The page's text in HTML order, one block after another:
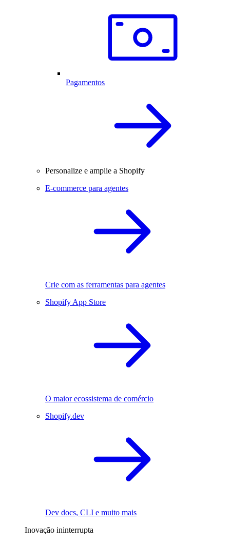
Pagamentos
Personalize e amplie a Shopify
E-commerce para agentes
Crie com as ferramentas para agentes
Shopify App Store
O maior ecossistema de comércio
Shopify.dev
Dev docs, CLI e muito mais
Inovação ininterrupta